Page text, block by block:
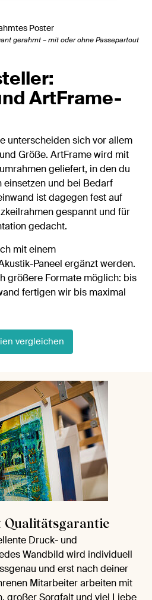
Poster
gerahmt – mit oder ohne Passepartout
ArtFrame-
unterscheiden sich vor allem
Größe. ArtFrame wird mit
geliefert, in den du
und bei Bedarf
ist dagegen fest auf
gespannt und für
gedacht.
mit einem
Paneel ergänzt werden.
größere Formate möglich: bis
fertigen wir bis maximal
vergleichen
Druck- und
Wandbild wird individuell
und erst nach deiner
Mitarbeiter arbeiten mit